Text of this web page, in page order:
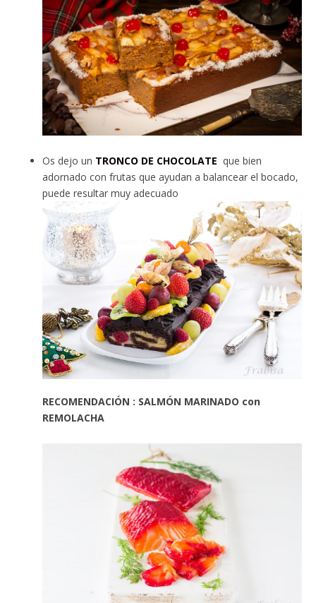
Os dejo un TRONCO DE CHOCOLATE que bien
adornado con frutas que ayudan a balancear el bocado,
puede resultar muy adecuado
RECOMENDACIÓN : SALMÓN MARINADO con
REMOLACHA